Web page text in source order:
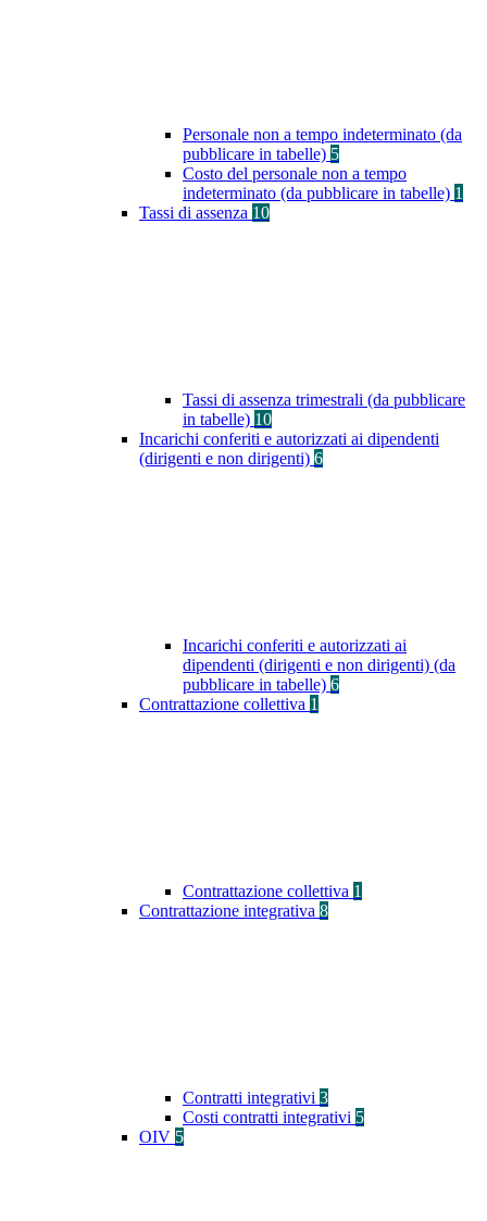
Personale non a tempo indeterminato (da
pubblicare in tabelle) 5
Costo del personale non a tempo
indeterminato (da pubblicare in tabelle) 1
Tassi di assenza 10
Tassi di assenza trimestrali (da pubblicare
in tabelle) 10
Incarichi conferiti e autorizzati ai dipendenti
(dirigenti e non dirigenti) 6
Incarichi conferiti e autorizzati ai
dipendenti (dirigenti e non dirigenti) (da
pubblicare in tabelle) 6
Contrattazione collettiva 1
Contrattazione collettiva 1
Contrattazione integrativa 8
Contratti integrativi 3
Costi contratti integrativi 5
OIV 5